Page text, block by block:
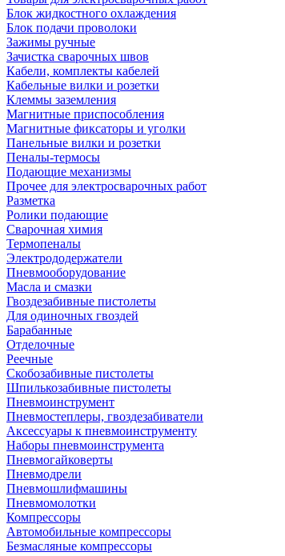
Блок жидкостного охлаждения
Блок подачи проволоки
Зажимы ручные
Зачистка сварочных швов
Кабели, комплекты кабелей
Кабельные вилки и розетки
Клеммы заземления
Магнитные приспособления
Магнитные фиксаторы и уголки
Панельные вилки и розетки
Пеналы-термосы
Подающие механизмы
Прочее для электросварочных работ
Разметка
Ролики подающие
Сварочная химия
Термопеналы
Электрододержатели
Пневмооборудование
Масла и смазки
Гвоздезабивные пистолеты
Для одиночных гвоздей
Барабанные
Отделочные
Реечные
Скобозабивные пистолеты
Шпилькозабивные пистолеты
Пневмоинструмент
Пневмостеплеры, гвоздезабиватели
Аксессуары к пневмоинструменту
Наборы пневмоинструмента
Пневмогайковерты
Пневмодрели
Пневмошлифмашины
Пневмомолотки
Компрессоры
Автомобильные компрессоры
Безмасляные компрессоры